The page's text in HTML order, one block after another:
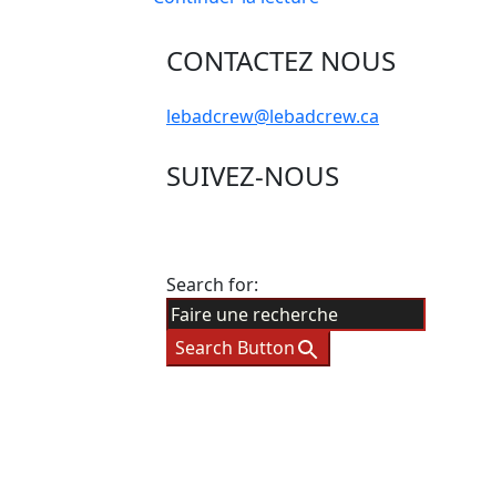
CONTACTEZ NOUS
lebadcrew@lebadcrew.ca
SUIVEZ-NOUS
Search for:
Search Button